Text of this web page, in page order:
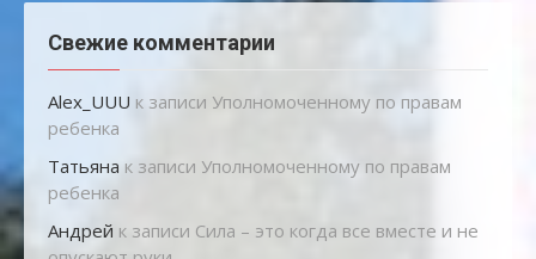
Свежие комментарии
Alex_UUU к записи Уполномоченному по правам
ребенка
Татьяна к записи Уполномоченному по правам
ребенка
Андрей к записи Сила – это когда все вместе и не